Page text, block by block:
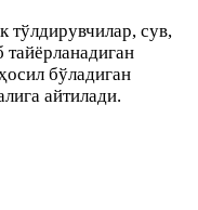
тўлдирувчилар, сув,
бўладиган
айтилади.